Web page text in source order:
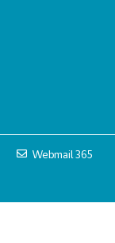
Webmail 365